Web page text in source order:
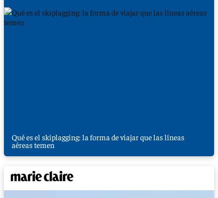
Qué es el skiplagging: la forma de viajar que las líneas
aéreas temen